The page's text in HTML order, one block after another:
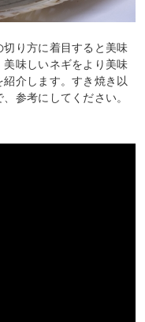
り方に着目すると美味
美味しいネギをより美味
介します。すき焼き以
参考にしてください。